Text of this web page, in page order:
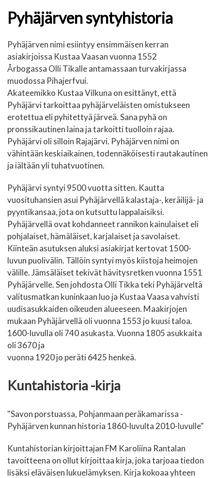
Pyhäjärven syntyhistoria
Pyhäjärven nimi esiintyy ensimmäisen kerran
asiakirjoissa Kustaa Vaasan vuonna 1552
Årbogassa Olli Tikalle antamassaan turvakirjassa
muodossa Pihajerfvui.
Akateemikko Kustaa Vilkuna on esittänyt, että
Pyhäjärvi tarkoittaa pyhäjärveläisten omistukseen
erotettua eli pyhitettyä järveä. Sana pyhä on
pronssikautinen laina ja tarkoitti tuolloin rajaa.
Pyhäjärvi oli silloin Rajajärvi. Pyhäjärven nimi on
vähintään keskiaikainen, todennäköisesti rautakautinen
ja iältään yli tuhatvuotinen.
Pyhäjärvi syntyi 9500 vuotta sitten. Kautta
vuosituhansien asui Pyhäjärvellä kalastaja-, keräilijä- ja
pyyntikansaa, jota on kutsuttu lappalaisiksi.
Pyhäjärvellä ovat kohdanneet rannikon kainulaiset eli
pohjalaiset, hämäläiset, karjalaiset ja savolaiset.
Kiinteän asutuksen aluksi asiakirjat kertovat 1500-
luvun puolivälin. Tällöin syntyi myös kiistoja heimojen
välille. Jämsäläiset tekivät hävitysretken vuonna 1551
Pyhäjärvelle. Sen johdosta Olli Tikka teki Pyhäjärveltä
valitusmatkan kuninkaan luo ja Kustaa Vaasa vahvisti
uudisasukkaiden oikeuden alueeseen. Maakirjojen
mukaan Pyhäjärvellä oli vuonna 1553 jo kuusi taloa.
1600-luvulla oli 740 asukasta. Vuonna 1805 asukkaita
oli 3670 ja
vuonna 1920 jo peräti 6425 henkeä.
Kuntahistoria -kirja
"Savon porstuassa, Pohjanmaan peräkamarissa -
Pyhäjärven kunnan historia 1860-luvulta 2010-luvulle"
Kuntahistorian kirjoittajan FM Karoliina Rantalan
tavoitteena on ollut kirjoittaa kirja, joka tarjoaa tiedon
lisäksi eläväisen lukuelämyksen. Kirja kokoaa yhteen